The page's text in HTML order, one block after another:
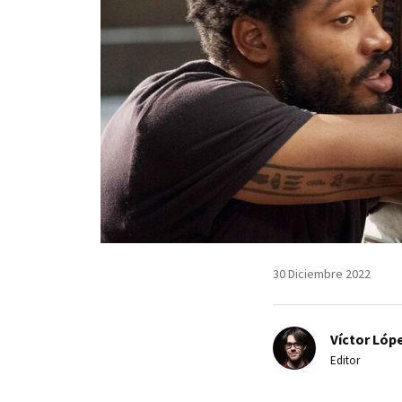
30 Diciembre 2022
Víctor
Editor